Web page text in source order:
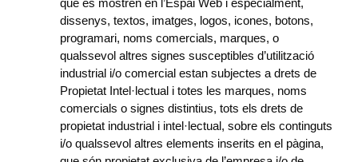
dissenys, textos, imatges, logos, icones, botons,
programari, noms comercials, marques, o
qualssevol altres signes susceptibles d’utilització
industrial i/o comercial estan subjectes a drets de
Propietat Intel·lectual i totes les marques, noms
comercials o signes distintius, tots els drets de
propietat industrial i intel·lectual, sobre els continguts
i/o qualssevol altres elements inserits en el pàgina,